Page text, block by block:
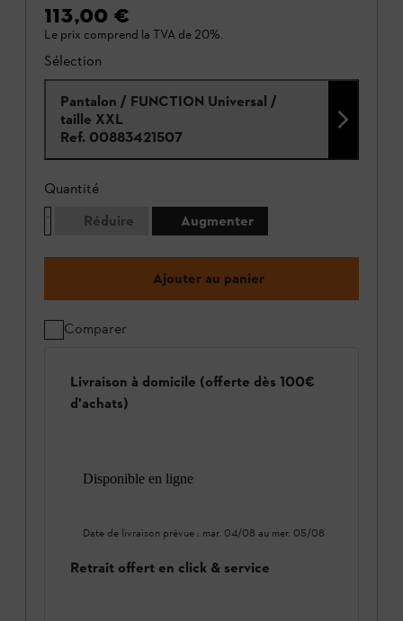
113,00 €
Le prix comprend la TVA de 20%.
Sélection
Pantalon / FUNCTION Universal /
taille XXL
Ref. 00883421507
Quantité
Réduire
Augmenter
Ajouter au panier
Comparer
Livraison à domicile (offerte dès 100€
d'achats)
Disponible en ligne
Date de livraison prévue : mar. 04/08 au mer. 05/08
Retrait offert en click & service